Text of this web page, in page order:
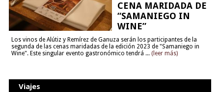
CENA MARIDADA DE
“SAMANIEGO IN
WINE”
Los vinos de Alútiz y Remírez de Ganuza serán los participantes de la
segunda de las cenas maridadas de la edición 2023 de "Samaniego in
Wine". Este singular evento gastronómico tendrá ... (leer más)
Viajes